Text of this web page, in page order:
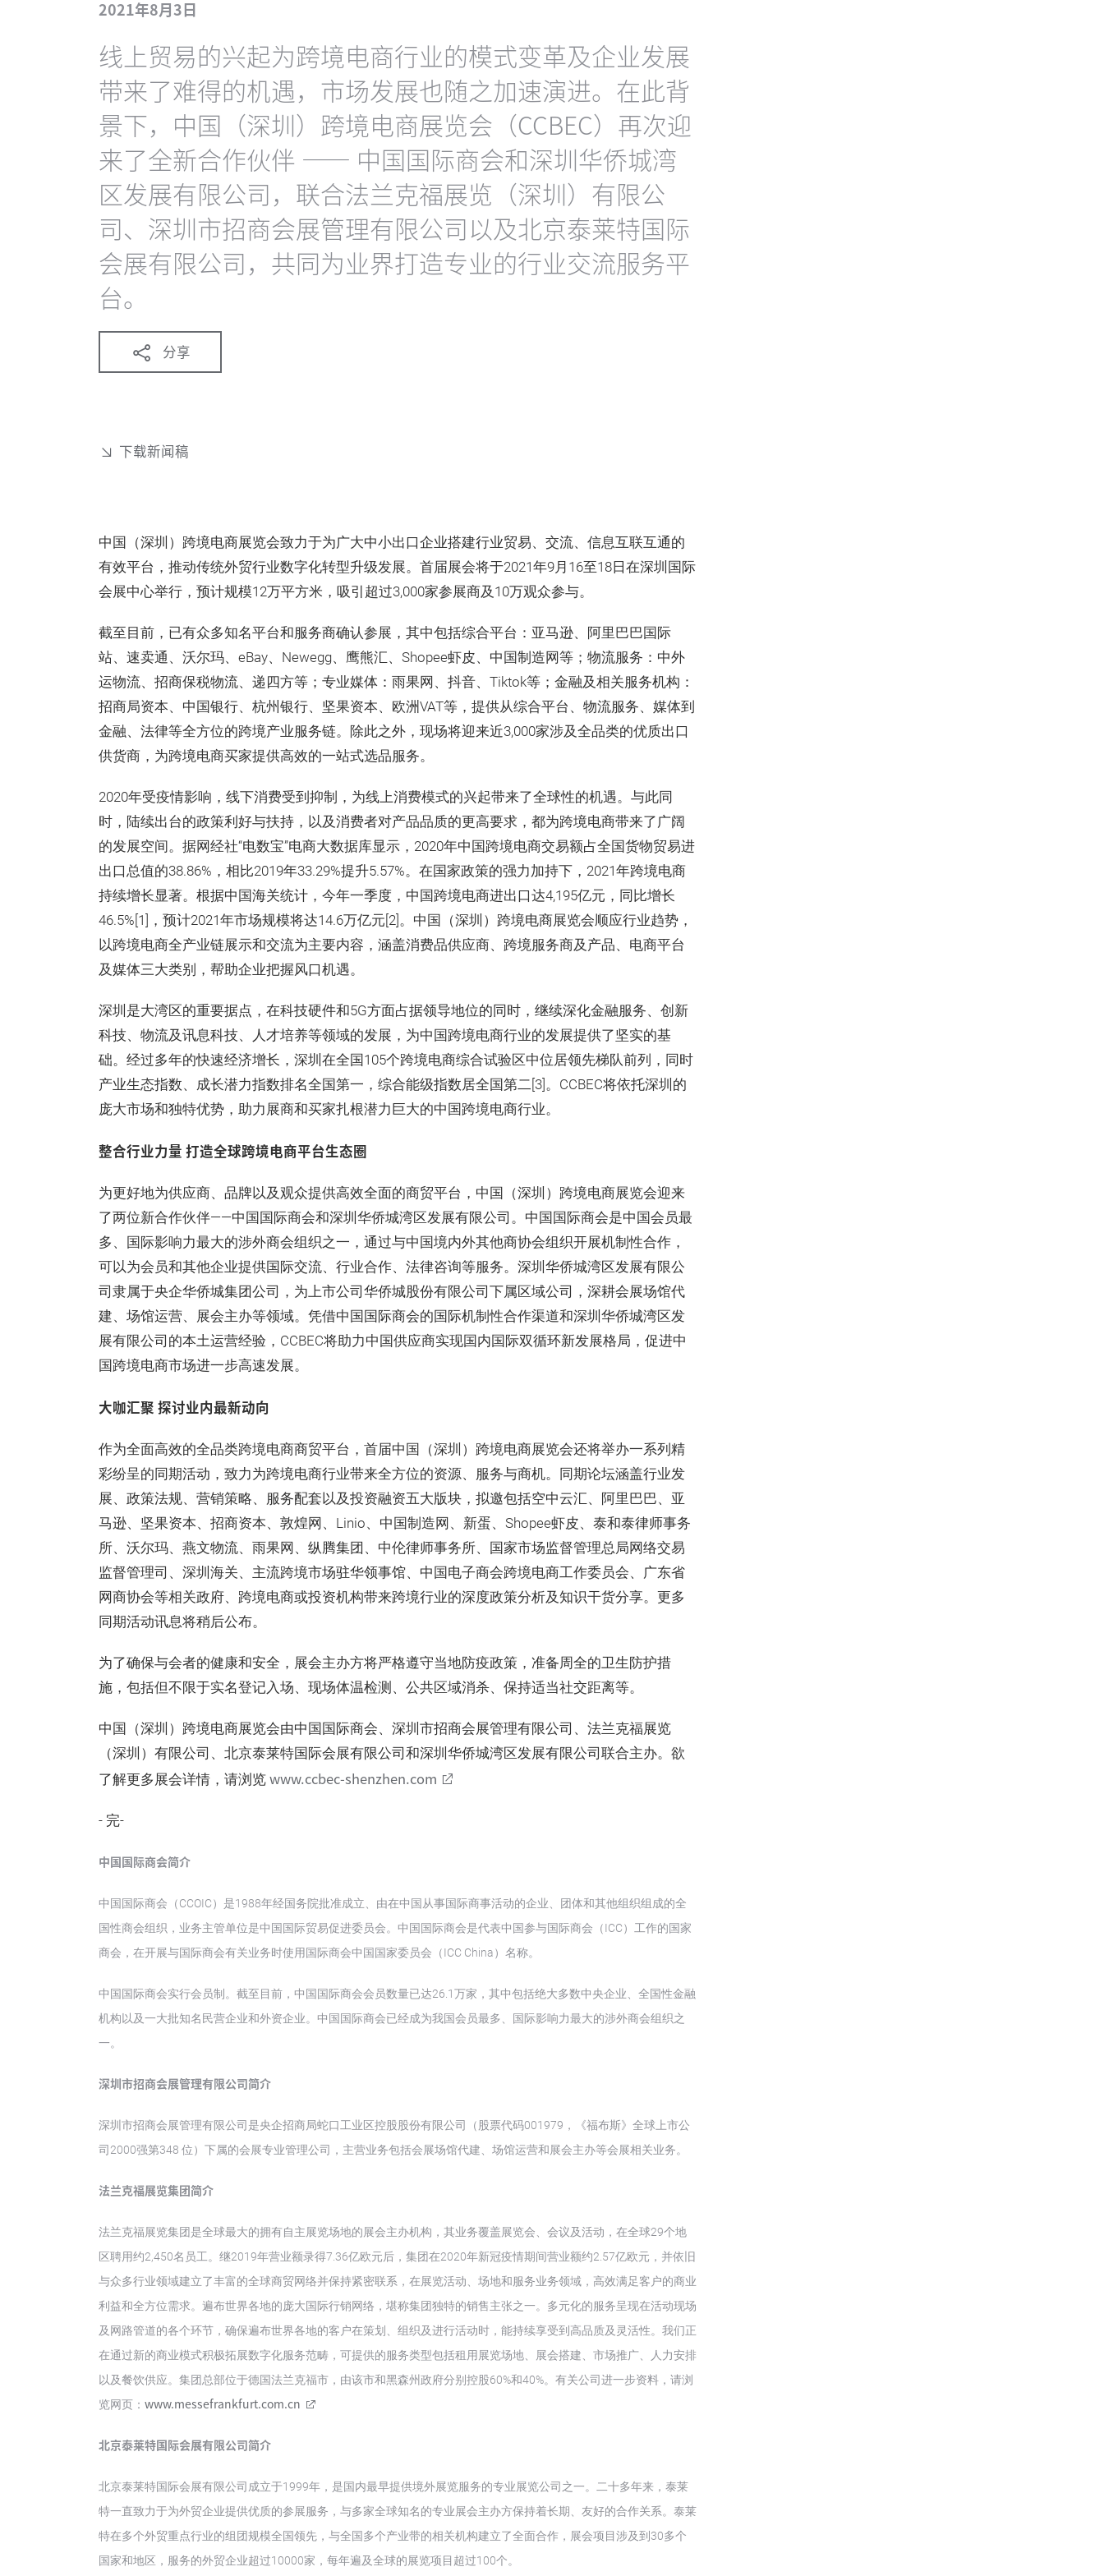
2021年8月3日
线上贸易的兴起为跨境电商行业的模式变革及企业发展
带来了难得的机遇，市场发展也随之加速演进。在此背
景下，中国（深圳）跨境电商展览会（CCBEC）再次迎
来了全新合作伙伴 —— 中国国际商会和深圳华侨城湾
区发展有限公司，联合法兰克福展览（深圳）有限公
司、深圳市招商会展管理有限公司以及北京泰莱特国际
会展有限公司，共同为业界打造专业的行业交流服务平
台。
分享
下载新闻稿
中国（深圳）跨境电商展览会致力于为广大中小出口企业搭建行业贸易、交流、信息互联互通的
有效平台，推动传统外贸行业数字化转型升级发展。首届展会将于2021年9月16至18日在深圳国际
会展中心举行，预计规模12万平方米，吸引超过3,000家参展商及10万观众参与。
截至目前，已有众多知名平台和服务商确认参展，其中包括综合平台：亚马逊、阿里巴巴国际
站、速卖通、沃尔玛、eBay、Newegg、鹰熊汇、Shopee虾皮、中国制造网等；物流服务：中外
运物流、招商保税物流、递四方等；专业媒体：雨果网、抖音、Tiktok等；金融及相关服务机构：
招商局资本、中国银行、杭州银行、坚果资本、欧洲VAT等，提供从综合平台、物流服务、媒体到
金融、法律等全方位的跨境产业服务链。除此之外，现场将迎来近3,000家涉及全品类的优质出口
供货商，为跨境电商买家提供高效的一站式选品服务。
2020年受疫情影响，线下消费受到抑制，为线上消费模式的兴起带来了全球性的机遇。与此同
时，陆续出台的政策利好与扶持，以及消费者对产品品质的更高要求，都为跨境电商带来了广阔
的发展空间。据网经社“电数宝”电商大数据库显示，2020年中国跨境电商交易额占全国货物贸易进
出口总值的38.86%，相比2019年33.29%提升5.57%。在国家政策的强力加持下，2021年跨境电商
持续增长显著。根据中国海关统计，今年一季度，中国跨境电商进出口达4,195亿元，同比增长
46.5%[1]，预计2021年市场规模将达14.6万亿元[2]。中国（深圳）跨境电商展览会顺应行业趋势，
以跨境电商全产业链展示和交流为主要内容，涵盖消费品供应商、跨境服务商及产品、电商平台
及媒体三大类别，帮助企业把握风口机遇。
深圳是大湾区的重要据点，在科技硬件和5G方面占据领导地位的同时，继续深化金融服务、创新
科技、物流及讯息科技、人才培养等领域的发展，为中国跨境电商行业的发展提供了坚实的基
础。经过多年的快速经济增长，深圳在全国105个跨境电商综合试验区中位居领先梯队前列，同时
产业生态指数、成长潜力指数排名全国第一，综合能级指数居全国第二[3]。CCBEC将依托深圳的
庞大市场和独特优势，助力展商和买家扎根潜力巨大的中国跨境电商行业。
整合行业力量 打造全球跨境电商平台生态圈
为更好地为供应商、品牌以及观众提供高效全面的商贸平台，中国（深圳）跨境电商展览会迎来
了两位新合作伙伴——中国国际商会和深圳华侨城湾区发展有限公司。中国国际商会是中国会员最
多、国际影响力最大的涉外商会组织之一，通过与中国境内外其他商协会组织开展机制性合作，
可以为会员和其他企业提供国际交流、行业合作、法律咨询等服务。深圳华侨城湾区发展有限公
司隶属于央企华侨城集团公司，为上市公司华侨城股份有限公司下属区域公司，深耕会展场馆代
建、场馆运营、展会主办等领域。凭借中国国际商会的国际机制性合作渠道和深圳华侨城湾区发
展有限公司的本土运营经验，CCBEC将助力中国供应商实现国内国际双循环新发展格局，促进中
国跨境电商市场进一步高速发展。
大咖汇聚 探讨业内最新动向
作为全面高效的全品类跨境电商商贸平台，首届中国（深圳）跨境电商展览会还将举办一系列精
彩纷呈的同期活动，致力为跨境电商行业带来全方位的资源、服务与商机。同期论坛涵盖行业发
展、政策法规、营销策略、服务配套以及投资融资五大版块，拟邀包括空中云汇、阿里巴巴、亚
马逊、坚果资本、招商资本、敦煌网、Linio、中国制造网、新蛋、Shopee虾皮、泰和泰律师事务
所、沃尔玛、燕文物流、雨果网、纵腾集团、中伦律师事务所、国家市场监督管理总局网络交易
监督管理司、深圳海关、主流跨境市场驻华领事馆、中国电子商会跨境电商工作委员会、广东省
网商协会等相关政府、跨境电商或投资机构带来跨境行业的深度政策分析及知识干货分享。更多
同期活动讯息将稍后公布。
为了确保与会者的健康和安全，展会主办方将严格遵守当地防疫政策，准备周全的卫生防护措
施，包括但不限于实名登记入场、现场体温检测、公共区域消杀、保持适当社交距离等。
中国（深圳）跨境电商展览会由中国国际商会、深圳市招商会展管理有限公司、法兰克福展览
（深圳）有限公司、北京泰莱特国际会展有限公司和深圳华侨城湾区发展有限公司联合主办。欲
了解更多展会详情，请浏览 www.ccbec-shenzhen.com
- 完-
中国国际商会简介
中国国际商会（CCOIC）是1988年经国务院批准成立、由在中国从事国际商事活动的企业、团体和其他组织组成的全
国性商会组织，业务主管单位是中国国际贸易促进委员会。中国国际商会是代表中国参与国际商会（ICC）工作的国家
商会，在开展与国际商会有关业务时使用国际商会中国国家委员会（ICC China）名称。
中国国际商会实行会员制。截至目前，中国国际商会会员数量已达26.1万家，其中包括绝大多数中央企业、全国性金融
机构以及一大批知名民营企业和外资企业。中国国际商会已经成为我国会员最多、国际影响力最大的涉外商会组织之
一。
深圳市招商会展管理有限公司简介
深圳市招商会展管理有限公司是央企招商局蛇口工业区控股股份有限公司（股票代码001979，《福布斯》全球上市公
司2000强第348 位）下属的会展专业管理公司，主营业务包括会展场馆代建、场馆运营和展会主办等会展相关业务。
法兰克福展览集团简介
法兰克福展览集团是全球最大的拥有自主展览场地的展会主办机构，其业务覆盖展览会、会议及活动，在全球29个地
区聘用约2,450名员工。继2019年营业额录得7.36亿欧元后，集团在2020年新冠疫情期间营业额约2.57亿欧元，并依旧
与众多行业领域建立了丰富的全球商贸网络并保持紧密联系，在展览活动、场地和服务业务领域，高效满足客户的商业
利益和全方位需求。遍布世界各地的庞大国际行销网络，堪称集团独特的销售主张之一。多元化的服务呈现在活动现场
及网路管道的各个环节，确保遍布世界各地的客户在策划、组织及进行活动时，能持续享受到高品质及灵活性。我们正
在通过新的商业模式积极拓展数字化服务范畴，可提供的服务类型包括租用展览场地、展会搭建、市场推广、人力安排
以及餐饮供应。集团总部位于德国法兰克福市，由该市和黑森州政府分别控股60%和40%。有关公司进一步资料，请浏
览网页： www.messefrankfurt.com.cn
北京泰莱特国际会展有限公司简介
北京泰莱特国际会展有限公司成立于1999年，是国内最早提供境外展览服务的专业展览公司之一。二十多年来，泰莱
特一直致力于为外贸企业提供优质的参展服务，与多家全球知名的专业展会主办方保持着长期、友好的合作关系。泰莱
特在多个外贸重点行业的组团规模全国领先，与全国多个产业带的相关机构建立了全面合作，展会项目涉及到30多个
国家和地区，服务的外贸企业超过10000家，每年遍及全球的展览项目超过100个。